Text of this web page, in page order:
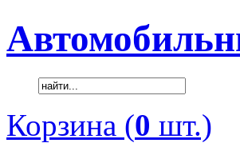
Корзина (0 шт.)